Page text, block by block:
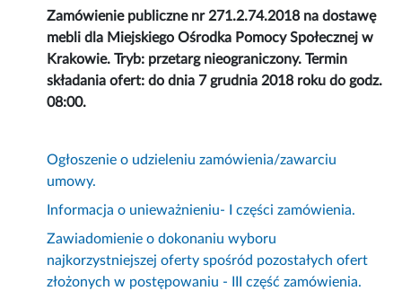
Zamówienie publiczne nr 271.2.74.2018 na dostawę
mebli dla Miejskiego Ośrodka Pomocy Społecznej w
Krakowie. Tryb: przetarg nieograniczony. Termin
składania ofert: do dnia 7 grudnia 2018 roku do godz.
08:00.
Ogłoszenie o udzieleniu zamówienia/zawarciu
umowy.
Informacja o unieważnieniu- I części zamówienia.
Zawiadomienie o dokonaniu wyboru
najkorzystniejszej oferty spośród pozostałych ofert
złożonych w postępowaniu - III część zamówienia.